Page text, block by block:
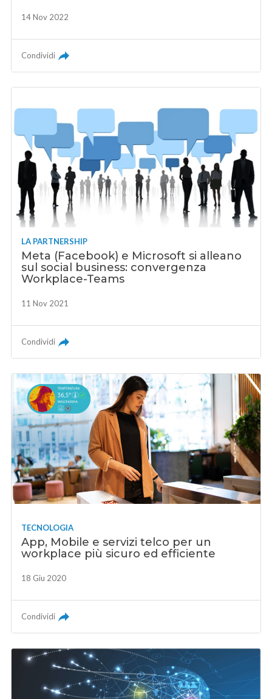
14 Nov 2022
Condividi
LA PARTNERSHIP
Meta (Facebook) e Microsoft si alleano
sul social business: convergenza
Workplace-Teams
11 Nov 2021
Condividi
TECNOLOGIA
App, Mobile e servizi telco per un
workplace più sicuro ed efficiente
18 Giu 2020
Condividi